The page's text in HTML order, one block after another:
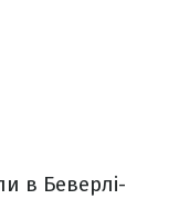
в Беверлі-